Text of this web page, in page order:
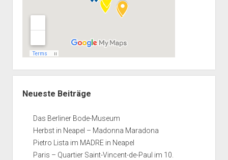
Neueste Beiträge
Das Berliner Bode-Museum
Herbst in Neapel – Madonna Maradona
Pietro Lista im MADRE in Neapel
Paris – Quartier Saint-Vincent-de-Paul im 10.